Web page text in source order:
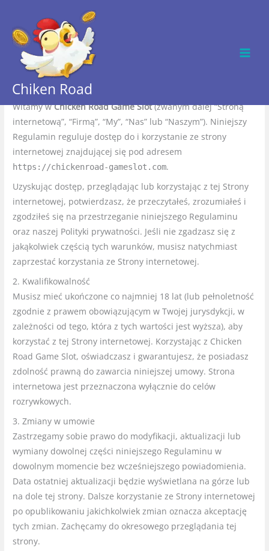
content
Chiken Road
Zawartość Strony
Umowa użytkownika i polityka plików cookie
Część 1: Regulamin (Umowa użytkownika)
1. Wprowadzenie i akceptacja warunków
Witamy wChicken Road Game Slot(zwanym dalej “Stroną
internetową”, “Firmą”, “My”, “Nas” lub “Naszym”). Niniejszy
Regulamin reguluje dostęp do i korzystanie ze strony
internetowej znajdującej się pod adresem
https://chickenroad-gameslot.com.
Uzyskując dostęp, przeglądając lub korzystając z tej Strony
internetowej, potwierdzasz, że przeczytałeś, zrozumiałeś i
zgodziłeś się na przestrzeganie niniejszego Regulaminu
oraz naszej Polityki prywatności. Jeśli nie zgadzasz się z
jakąkolwiek częścią tych warunków, musisz natychmiast
zaprzestać korzystania ze Strony internetowej.
2. Kwalifikowalność
Musisz mieć ukończone co najmniej 18 lat (lub pełnoletność
zgodnie z prawem obowiązującym w Twojej jurysdykcji, w
zależności od tego, która z tych wartości jest wyższa), aby
korzystać z tej Strony internetowej. Korzystając z Chicken
Road Game Slot, oświadczasz i gwarantujesz, że posiadasz
zdolność prawną do zawarcia niniejszej umowy. Strona
internetowa jest przeznaczona wyłącznie do celów
rozrywkowych.
3. Zmiany w umowie
Zastrzegamy sobie prawo do modyfikacji, aktualizacji lub
wymiany dowolnej części niniejszego Regulaminu w
dowolnym momencie bez wcześniejszego powiadomienia.
Data ostatniej aktualizacji będzie wyświetlana na górze lub
na dole tej strony. Dalsze korzystanie ze Strony internetowej
po opublikowaniu jakichkolwiek zmian oznacza akceptację
tych zmian. Zachęcamy do okresowego przeglądania tej
strony.